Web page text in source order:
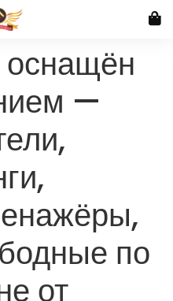
оснащён
—
по
от